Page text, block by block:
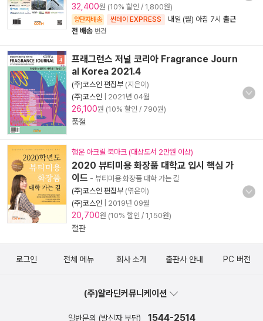
32,400원 (10% 할인 / 1,800원)
양탄자배송 썬데이 EXPRESS 내일 (월) 아침 7시 출근
전 배송 변경
프래그런스 저널 코리아 Fragrance Journ
al Korea 2021.4
(주)코스인 편집부 (지은이)
(주)코스인
2021년 04월
26,100원 (10% 할인 / 790원)
품절
행운 아크릴 북마크 (대상도서 2만원 이상)
2020 뷰티미용 화장품 대학교 입시 핵심 가
이드 - 뷰티미용 화장품 대학 가는 길
(주)코스인 편집부 (엮은이)
(주)코스인
2019년 09월
20,700원 (10% 할인 / 1,150원)
절판
로그인 전체 메뉴 회사 소개 출판사 안내 PC 버전
(주)알라딘커뮤니케이션
일반문의 (발신자 부담) 1544-2514